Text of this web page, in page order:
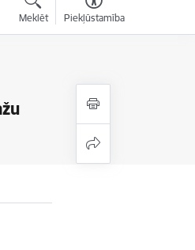
Meklēt Piekļūstamība